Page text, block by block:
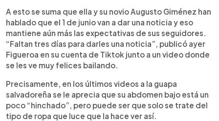
A esto se suma que ella y su novio Augusto Giménez han
hablado que el 1 de junio van a dar una noticia y eso
mantiene aún más las expectativas de sus seguidores.
“Faltan tres días para darles una noticia”, publicó ayer
Figueroa en su cuenta de Tiktok junto a un video donde
se les ve muy felices bailando.
Precisamente, en los últimos videos a la guapa
salvadoreña se le aprecia que su abdomen bajo está un
poco “hinchado”, pero puede ser que solo se trate del
tipo de ropa que luce que la hace ver así.